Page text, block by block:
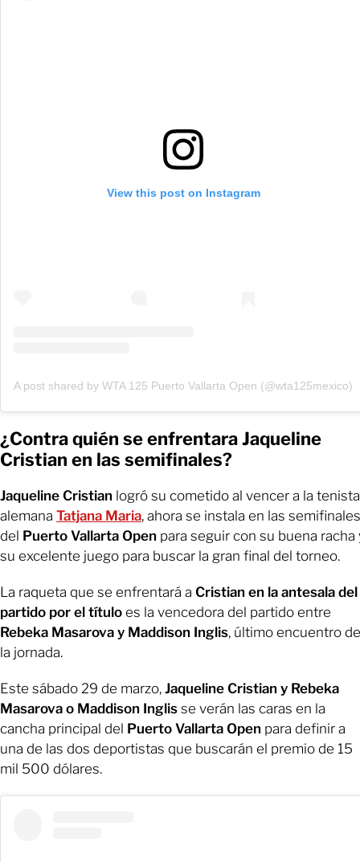
View this post on Instagram
A post shared by WTA 125 Puerto Vallarta Open (@wta125mexico)
¿Contra quién se enfrentara Jaqueline
Cristian en las semifinales?
Jaqueline Cristian logró su cometido al vencer a la tenista
alemana Tatjana Maria, ahora se instala en las semifinales
del Puerto Vallarta Open para seguir con su buena racha
su excelente juego para buscar la gran final del torneo.
La raqueta que se enfrentará a Cristian en la antesala del
partido por el título es la vencedora del partido entre
Rebeka Masarova y Maddison Inglis, último encuentro de
la jornada.
Este sábado 29 de marzo, Jaqueline Cristian y Rebeka
Masarova o Maddison Inglis se verán las caras en la
cancha principal del Puerto Vallarta Open para definir a
una de las dos deportistas que buscarán el premio de 15
mil 500 dólares.